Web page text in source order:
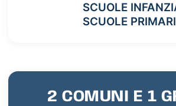
SCUOLE
SCUOLE
2 COMUNI E 1